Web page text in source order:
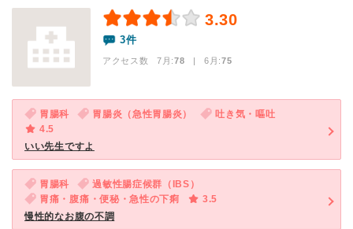
3.30
3件
アクセス数 7月:78 | 6月:75
胃腸科 胃腸炎（急性胃腸炎）
吐き気・嘔吐
4.5
いい先生ですよ
胃腸科
過敏性腸症候群（IBS）
胃痛・腹痛・便秘・急性の下痢
3.5
慢性的なお腹の不調